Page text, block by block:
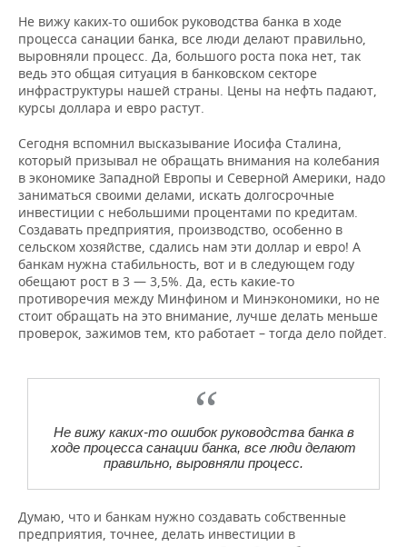
Не вижу каких-то ошибок руководства банка в ходе
процесса санации банка, все люди делают правильно,
выровняли процесс. Да, большого роста пока нет, так
ведь это общая ситуация в банковском секторе
инфраструктуры нашей страны. Цены на нефть падают,
курсы доллара и евро растут.
Сегодня вспомнил высказывание Иосифа Сталина,
который призывал не обращать внимания на колебания
в экономике Западной Европы и Северной Америки, надо
заниматься своими делами, искать долгосрочные
инвестиции с небольшими процентами по кредитам.
Создавать предприятия, производство, особенно в
сельском хозяйстве, сдались нам эти доллар и евро! А
банкам нужна стабильность, вот и в следующем году
обещают рост в 3 — 3,5%. Да, есть какие-то
противоречия между Минфином и Минэкономики, но не
стоит обращать на это внимание, лучше делать меньше
проверок, зажимов тем, кто работает – тогда дело пойдет.
Не вижу каких-то ошибок руководства банка в
ходе процесса санации банка, все люди делают
правильно, выровняли процесс.
Думаю, что и банкам нужно создавать собственные
предприятия, точнее, делать инвестиции в